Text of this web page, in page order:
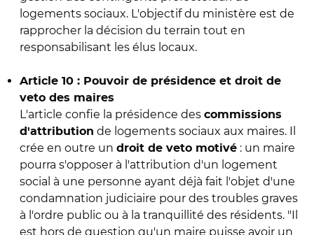
logements sociaux. L'objectif du ministère est de
rapprocher la décision du terrain tout en
responsabilisant les élus locaux.
Article 10 : Pouvoir de présidence et droit de
veto des maires
L'article confie la présidence des commissions
d'attribution de logements sociaux aux maires. Il
crée en outre un droit de veto motivé : un maire
pourra s'opposer à l'attribution d'un logement
social à une personne ayant déjà fait l'objet d'une
condamnation judiciaire pour des troubles graves
à l'ordre public ou à la tranquillité des résidents. "Il
est hors de question qu'un maire puisse avoir un